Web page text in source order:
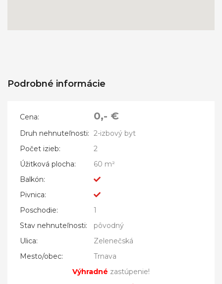
Podrobné informácie
Cena: 0,- €
Druh nehnuteľnosti: 2-izbový byt
Počet izieb:
2
Úžitková plocha:
60 m²
Balkón:
Pivnica:
Poschodie:
1
Stav nehnuteľnosti:
pôvodný
Ulica:
Zelenečská
Mesto/obec:
Trnava
Výhradné zastúpenie!